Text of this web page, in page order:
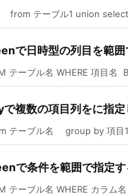
from テーブル1 union
で日時型の列目を範
テーブル名 WHERE 項目名
複数の項目列をに指定
テーブル名 group by 項目
で条件を範囲で指定
テーブル名 WHERE カラム